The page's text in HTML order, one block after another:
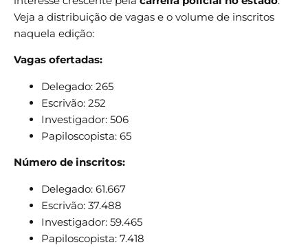
Veja a distribuição de vagas e o volume de inscritos
naquela edição:
Vagas ofertadas:
Delegado: 265
Escrivão: 252
Investigador: 506
Papiloscopista: 65
Número de inscritos:
Delegado: 61.667
Escrivão: 37.488
Investigador: 59.465
Papiloscopista: 7.418